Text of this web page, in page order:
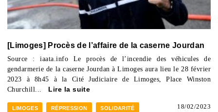
[Limoges] Procès de l’affaire de la caserne Jourdan
Source : iaata.info Le procès de l’incendie des véhicules de
gendarmerie de la caserne Jourdan à Limoges aura lieu le 28 février
2023 à 8h45 à la Cité Judiciaire de Limoges, Place Winston
Churchill... Lire la suite
18/02/2023
LIMOGES RÉPRESSION SOLIDARITÉ